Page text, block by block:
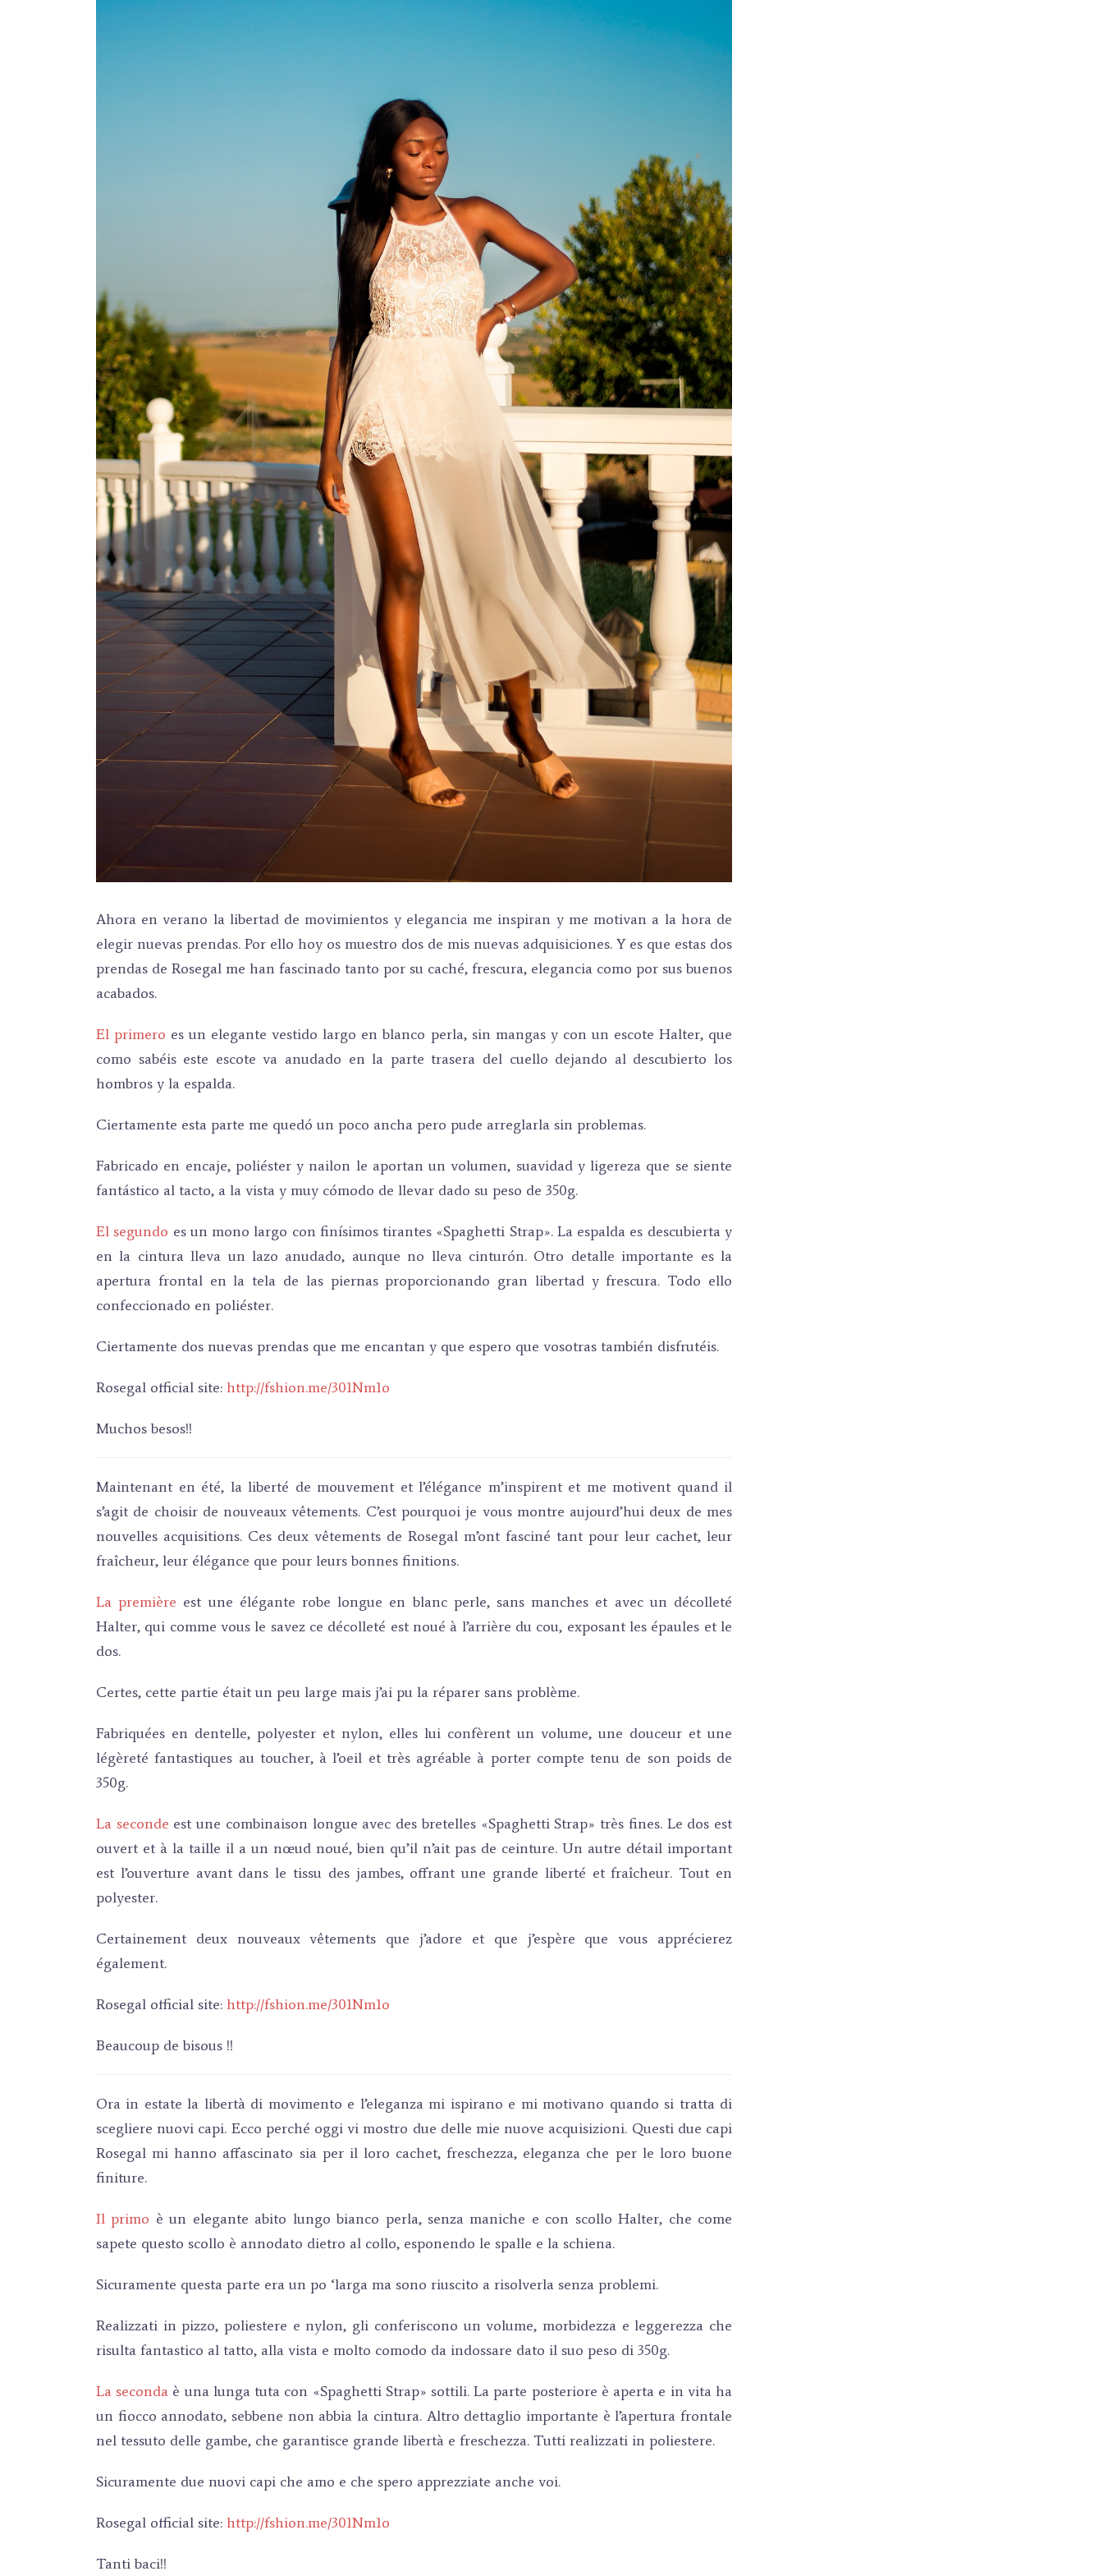
Ahora en verano la libertad de movimientos y elegancia me inspiran y me motivan a la hora de
elegir nuevas prendas. Por ello hoy os muestro dos de mis nuevas adquisiciones. Y es que estas dos
prendas de Rosegal me han fascinado tanto por su caché, frescura, elegancia como por sus buenos
acabados.
El primero es un elegante vestido largo en blanco perla, sin mangas y con un escote Halter, que
como sabéis este escote va anudado en la parte trasera del cuello dejando al descubierto los
hombros y la espalda.
Ciertamente esta parte me quedó un poco ancha pero pude arreglarla sin problemas.
Fabricado en encaje, poliéster y nailon le aportan un volumen, suavidad y ligereza que se siente
fantástico al tacto, a la vista y muy cómodo de llevar dado su peso de 350g.
El segundo es un mono largo con finísimos tirantes «Spaghetti Strap». La espalda es descubierta y
en la cintura lleva un lazo anudado, aunque no lleva cinturón. Otro detalle importante es la
apertura frontal en la tela de las piernas proporcionando gran libertad y frescura. Todo ello
confeccionado en poliéster.
Ciertamente dos nuevas prendas que me encantan y que espero que vosotras también disfrutéis.
Rosegal official site: http://fshion.me/301Nm1o
Muchos besos!!
Maintenant en été, la liberté de mouvement et l’élégance m’inspirent et me motivent quand il
s’agit de choisir de nouveaux vêtements. C’est pourquoi je vous montre aujourd’hui deux de mes
nouvelles acquisitions. Ces deux vêtements de Rosegal m’ont fasciné tant pour leur cachet, leur
fraîcheur, leur élégance que pour leurs bonnes finitions.
La première est une élégante robe longue en blanc perle, sans manches et avec un décolleté
Halter, qui comme vous le savez ce décolleté est noué à l’arrière du cou, exposant les épaules et le
dos.
Certes, cette partie était un peu large mais j’ai pu la réparer sans problème.
Fabriquées en dentelle, polyester et nylon, elles lui confèrent un volume, une douceur et une
légèreté fantastiques au toucher, à l’oeil et très agréable à porter compte tenu de son poids de
350g.
La seconde est une combinaison longue avec des bretelles «Spaghetti Strap» très fines. Le dos est
ouvert et à la taille il a un nœud noué, bien qu’il n’ait pas de ceinture. Un autre détail important
est l’ouverture avant dans le tissu des jambes, offrant une grande liberté et fraîcheur. Tout en
polyester.
Certainement deux nouveaux vêtements que j’adore et que j’espère que vous apprécierez
également.
Rosegal official site: http://fshion.me/301Nm1o
Beaucoup de bisous !!
Ora in estate la libertà di movimento e l’eleganza mi ispirano e mi motivano quando si tratta di
scegliere nuovi capi. Ecco perché oggi vi mostro due delle mie nuove acquisizioni. Questi due capi
Rosegal mi hanno affascinato sia per il loro cachet, freschezza, eleganza che per le loro buone
finiture.
Il primo è un elegante abito lungo bianco perla, senza maniche e con scolloHalter, che come
sapete questo scollo è annodato dietro al collo, esponendo le spalle e la schiena.
Sicuramente questa parte era un po ‘larga ma sono riuscito a risolverla senza problemi.
Realizzati in pizzo, poliestere e nylon, gli conferiscono un volume, morbidezza e leggerezza che
risulta fantastico al tatto, alla vista e molto comodo da indossare dato il suo peso di 350g.
La seconda è una lunga tuta con «Spaghetti Strap» sottili. La parte posteriore è aperta e in vita ha
un fiocco annodato, sebbene non abbia la cintura. Altro dettaglio importante è l’apertura frontale
nel tessuto delle gambe, che garantisce grande libertà e freschezza. Tutti realizzati in poliestere.
Sicuramente due nuovi capi che amo e che spero apprezziate anche voi.
Rosegal official site: http://fshion.me/301Nm1o
Tanti baci!!